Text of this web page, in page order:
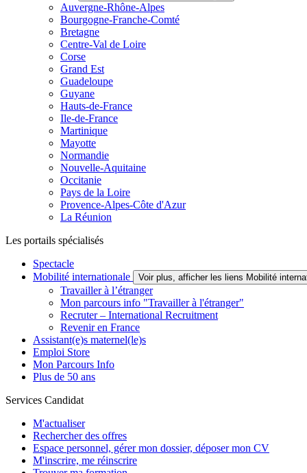
Auvergne-Rhône-Alpes
Bourgogne-Franche-Comté
Bretagne
Centre-Val de Loire
Corse
Grand Est
Guadeloupe
Guyane
Hauts-de-France
Ile-de-France
Martinique
Mayotte
Normandie
Nouvelle-Aquitaine
Occitanie
Pays de la Loire
Provence-Alpes-Côte d'Azur
La Réunion
Les portails spécialisés
Spectacle
Mobilité internationale
Voir plus, afficher les liens Mobilité
Travailler à l’étranger
Mon parcours info "Travailler à l'étranger"
Recruter – International Recruitment
Revenir en France
Assistant(e)s maternel(le)s
Emploi Store
Mon Parcours Info
Plus de 50 ans
Services Candidat
M'actualiser
Rechercher des offres
Espace personnel, gérer mon dossier, déposer mon CV
M'inscrire, me réinscrire